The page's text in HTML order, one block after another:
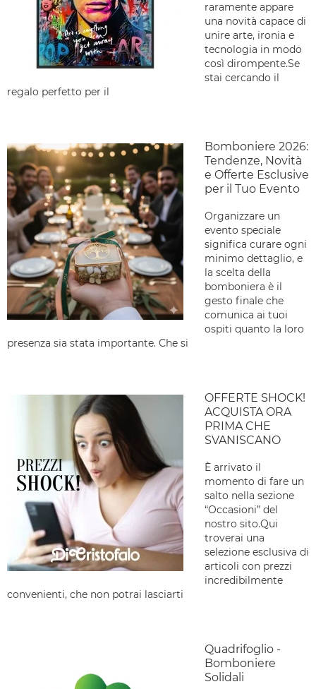
raramente appare
una novità capace di
unire arte, ironia e
tecnologia in modo
così dirompente.Se
stai cercando il
regalo perfetto per il
Bomboniere 2026:
Tendenze, Novità
e Offerte Esclusive
per il Tuo Evento
Organizzare un
evento speciale
significa curare ogni
minimo dettaglio, e
la scelta della
bomboniera è il
gesto finale che
comunica ai tuoi
ospiti quanto la loro
presenza sia stata importante. Che si
OFFERTE SHOCK!
ACQUISTA ORA
PRIMA CHE
SVANISCANO
È arrivato il
momento di fare un
salto nella sezione
“Occasioni” del
nostro sito.Qui
troverai una
selezione esclusiva di
articoli con prezzi
incredibilmente
convenienti, che non potrai lasciarti
Quadrifoglio -
Bomboniere
Solidali